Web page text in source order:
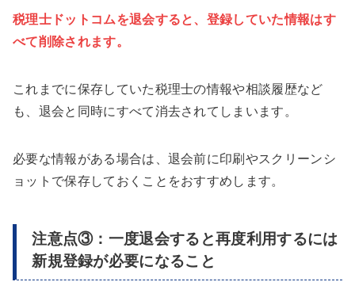
税理士ドットコムを退会すると、登録していた情報はす
べて削除されます。
これまでに保存していた税理士の情報や相談履歴など
も、退会と同時にすべて消去されてしまいます。
必要な情報がある場合は、退会前に印刷やスクリーンシ
ョットで保存しておくことをおすすめします。
注意点③：一度退会すると再度利用するには
新規登録が必要になること